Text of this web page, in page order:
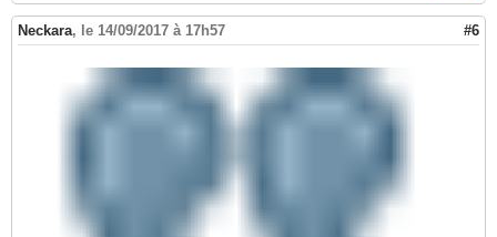
Neckara, le 14/09/2017 à 17h57 #6